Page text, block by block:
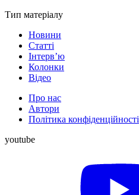
Тип матеріалу
Новини
Статті
Інтерв’ю
Колонки
Відео
Про нас
Автори
Політика конфіденційності
youtube